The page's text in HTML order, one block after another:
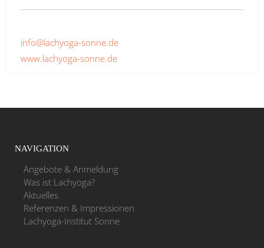
info@lachyoga-sonne.de
www.lachyoga-sonne.de
NAVIGATION
Angebote & Anmeldung
Was ist Lachyoga?
Aktuelles
Referenzen & Impressionen
Lachyoga-Institut Sonne